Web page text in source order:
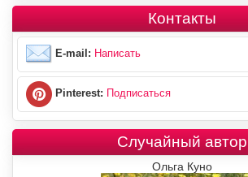
Контакты
E-mail: Написать
Pinterest: Подписаться
Случайный автор
Ольга Куно